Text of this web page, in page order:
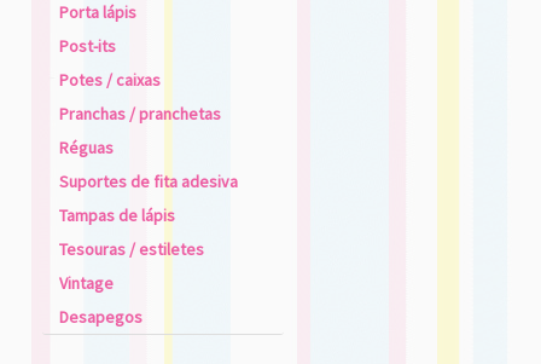
Porta lápis
Post-its
Potes / caixas
Pranchas / pranchetas
Réguas
Suportes de fita adesiva
Tampas de lápis
Tesouras / estiletes
Vintage
Desapegos